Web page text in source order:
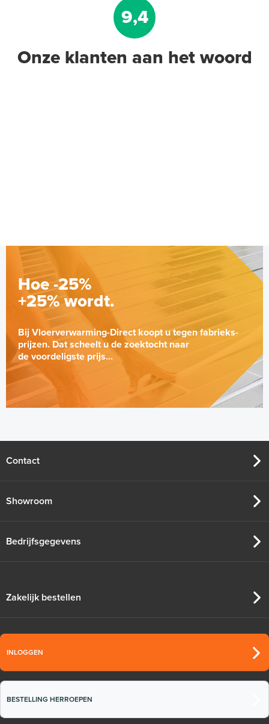
9,4
Onze klanten aan het woord
Hoe -25%
+25% wordt.
Bij Vloerverwarming-Direct koopt u tegen fabrieks-
prijzen. Dat scheelt u de zoektocht naar
de voordeligste prijs...
Contact
Showroom
Bedrijfsgegevens
Zakelijk bestellen
INLOGGEN
BESTELLING HERROEPEN